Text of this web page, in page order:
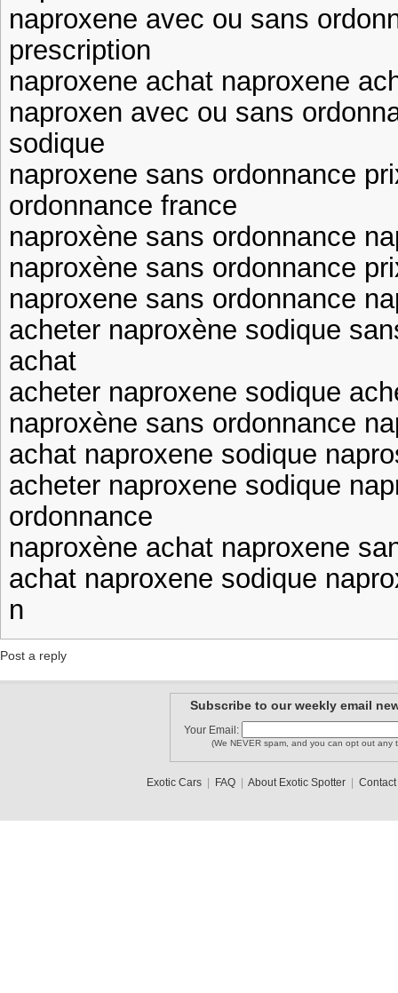
naproxene avec ou sans
prescription
naproxene achat naproxene
naproxen avec ou sans
sodique
naproxene sans ordonnance
ordonnance france
naproxène sans ordonnance
naproxène sans ordonnance
naproxene sans ordonnance
acheter naproxène sodique
achat
acheter naproxene sodique
naproxène sans ordonnance
achat naproxene sodique
acheter naproxene sodique
ordonnance
naproxène achat naproxene
achat naproxene sodique
n
Post a reply
Subscribe to our weekly email
Your Email:
(We NEVER spam, and you can opt out any
Exotic Cars| FAQ| About Exotic Spotter| Contact